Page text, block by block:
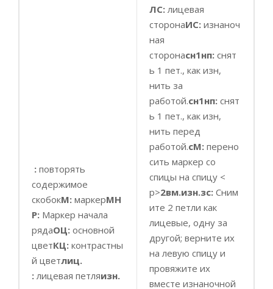
: повторять
содержимое
скобокМ: маркерМН
Р: Маркер начала
рядаОЦ: основной
цветКЦ: контрастны
й цветлиц.
: лицевая петляизн.
ЛС: лицевая
сторонаИС: изнаноч
ная
сторонасн1нп: снят
ь 1 пет., как изн,
нить за
работой.сн1нп: снят
ь 1 пет., как изн,
нить перед
работой.сМ: перено
сить маркер со
спицы на спицу <
p>2вм.изн.зс: Сним
ите 2 петли как
лицевые, одну за
другой; верните их
на левую спицу и
провяжите их
вместе изнаночной